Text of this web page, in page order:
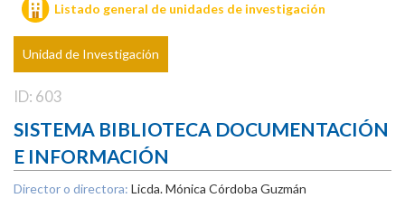
Listado general de unidades de investigación
Unidad de Investigación
ID: 603
SISTEMA BIBLIOTECA DOCUMENTACIÓN
E INFORMACIÓN
Director o directora: Licda. Mónica Córdoba Guzmán